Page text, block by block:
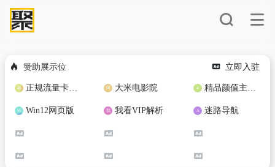
赞助展示位 立即入驻
正规流量卡免费加盟合作 大米电影院 精品颜值主播定制
Win12网页版 我看VIP解析 迷路导航